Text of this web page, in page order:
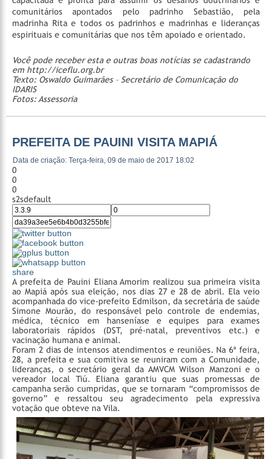
comunitários apontados pelo padrinho Sebastião, pela
madrinha Rita e todos os padrinhos e madrinhas e lideranças
espirituais e comunitárias que nos têm apoiado e orientado.
Você pode receber esta e outras boas notícias se cadastrando
em http://iceflu.org.br
Texto: Oswaldo Guimarães – Secretário de Comunicação do
IDARIS
Fotos: Assessoria
PREFEITA DE PAUINI VISITA MAPIÁ
Data de criação: Terça-feira, 09 de maio de 2017 18:02
0
0
0
s2sdefault
share
A prefeita de Pauini Eliana Amorim realizou sua primeira visita
ao Mapiá após sua eleição, nos dias 27 e 28 de abril. Ela veio
acompanhada do vice-prefeito Edmilson, da secretária de saúde
Simone Mourão, do responsável pelo controle de endemias,
médica, técnico em hanseníase e equipes para exames
laboratoriais rápidos (DST, pré-natal, preventivos etc.) e
vacinação humana e animal.
Foram 2 dias de intensos atendimentos e reuniões. Na 6ª feira,
28, a prefeita e sua comitiva se reuniram com a Comunidade,
lideranças, o secretário geral da AMVCM Wilson Manzoni e o
vereador local Tiú. Eliana garantiu que suas promessas de
campanha serão cumpridas, que se tornaram “compromissos de
governo” e ressaltou seu agradecimento pela expressiva
votação que obteve na Vila.